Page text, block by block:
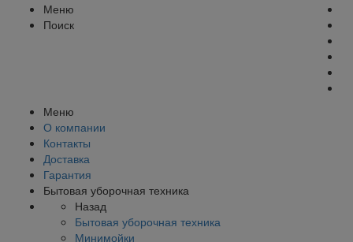
Меню
Поиск
Меню
О компании
Контакты
Доставка
Гарантия
Бытовая уборочная техника
Назад
Бытовая уборочная техника
Минимойки